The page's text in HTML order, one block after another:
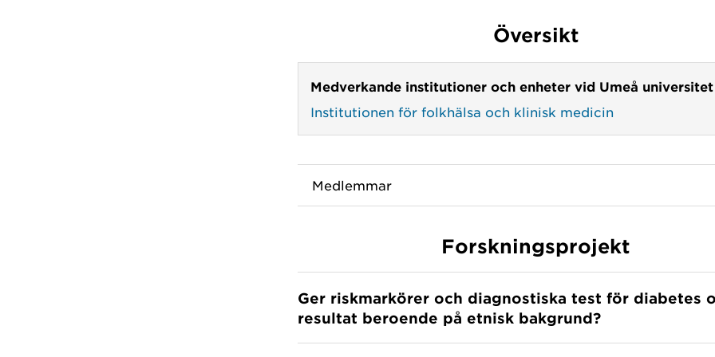
Översikt
Medverkande institutioner och enheter vid Umeå universitet
Institutionen för folkhälsa och klinisk medicin
Medlemmar
Forskningsprojekt
Ger riskmarkörer och diagnostiska test för diabetes
resultat beroende på etnisk bakgrund?